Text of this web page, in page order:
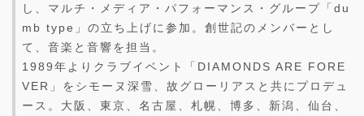
し、マルチ・メディア・パフォーマンス・グループ「du
mb type」の立ち上げに参加。創世記のメンバーとし
て、音楽と音響を担当。
1989年よりクラブイベント「DIAMONDS ARE FORE
VER」をシモーヌ深雪、故グローリアスと共にプロデュ
ース。大阪、東京、名古屋、札幌、博多、新潟、仙台、